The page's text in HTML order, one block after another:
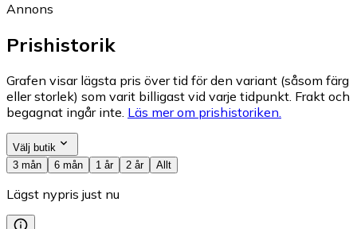
Annons
Prishistorik
Grafen visar lägsta pris över tid för den variant (såsom färg
eller storlek) som varit billigast vid varje tidpunkt. Frakt och
begagnat ingår inte. Läs mer om prishistoriken.
Välj butik
3 mån
6 mån 1 år 2 år Allt
Lägst nypris just nu